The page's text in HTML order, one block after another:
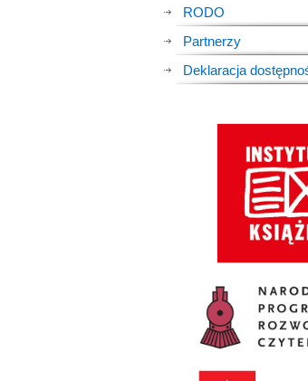
RODO
Partnerzy
Deklaracja